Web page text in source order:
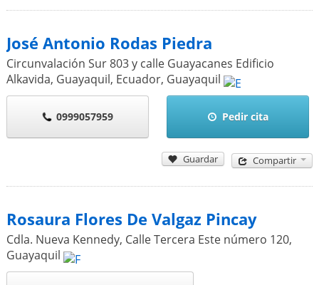
José Antonio Rodas Piedra
Circunvalación Sur 803 y calle Guayacanes Edificio
Alkavida, Guayaquil, Ecuador, Guayaquil
0999057959 Pedir cita
Guardar Compartir
Rosaura Flores De Valgaz Pincay
Cdla. Nueva Kennedy, Calle Tercera Este número 120,
Guayaquil